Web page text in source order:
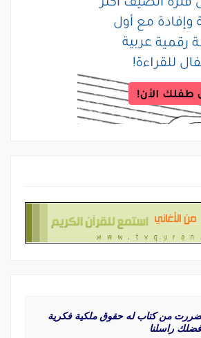
من كتاب له حقوق ملكية فكرية
راسلنا